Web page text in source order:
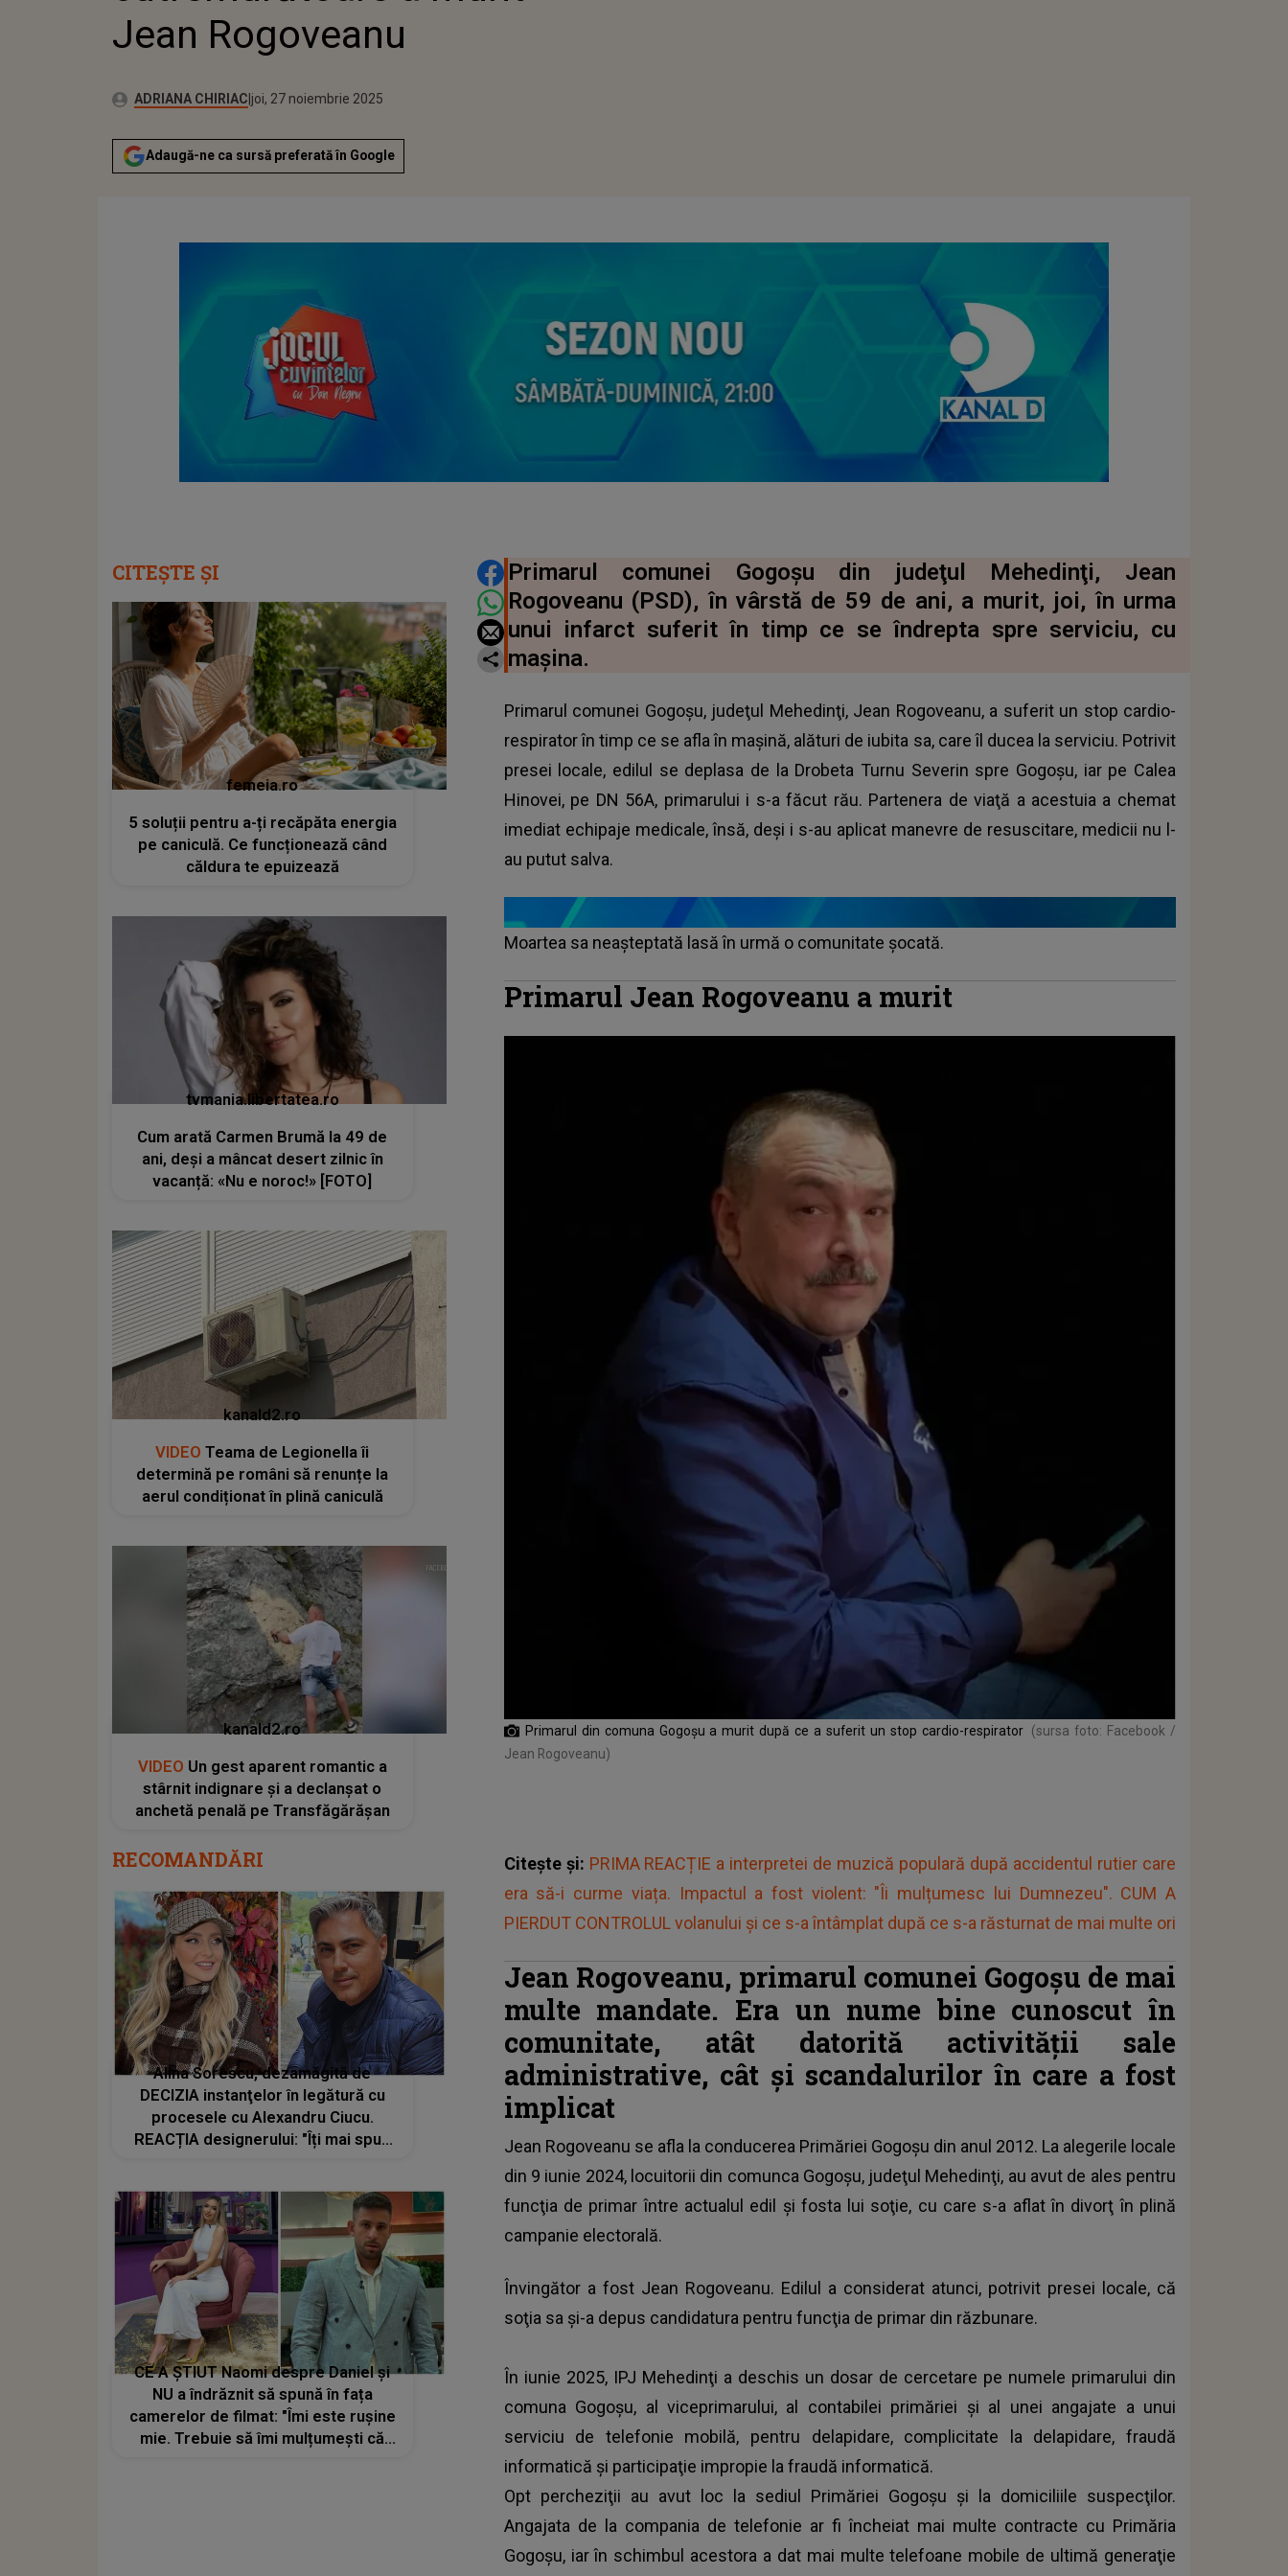
Jean Rogoveanu
Autor:ADRIANA CHIRIACPublicat:
joi, 27 noiembrie 2025
Actualizat:
joi, 27 noiembrie 2025
Adaugă-ne ca sursă preferată în Google
DISTRIBUIE ARTICOLUL
Primarul comunei Gogoşu din judeţul Mehedinţi, Jean
Rogoveanu (PSD), în vârstă de 59 de ani, a murit, joi, în urma
unui infarct suferit în timp ce se îndrepta spre serviciu, cu
maşina.
Primarul comunei Gogoșu, judeţul Mehedinţi, Jean Rogoveanu, a suferit un stop cardio-
respirator în timp ce se afla în mașină, alături de iubita sa, care îl ducea la serviciu. Potrivit
presei locale, edilul se deplasa de la Drobeta Turnu Severin spre Gogoşu, iar pe Calea
Hinovei, pe DN 56A, primarului i s-a făcut rău. Partenera de viaţă a acestuia a chemat
imediat echipaje medicale, însă, deşi i s-au aplicat manevre de resuscitare, medicii nu l-
au putut salva.
Moartea sa neașteptată lasă în urmă o comunitate șocată.
Primarul Jean Rogoveanu a murit
Primarul din comuna Gogoșu a murit după ce a suferit un stop cardio-respirator (sursa foto: Facebook /
Jean Rogoveanu)
Citește și: PRIMA REACȚIE a interpretei de muzică populară după accidentul rutier care
era să-i curme viața. Impactul a fost violent: "Îi mulțumesc lui Dumnezeu". CUM A
PIERDUT CONTROLUL volanului și ce s-a întâmplat după ce s-a răsturnat de mai multe ori
Jean Rogoveanu, primarul comunei Gogoșu de mai
multe mandate. Era un nume bine cunoscut în
comunitate, atât datorită activității sale
administrative, cât și scandalurilor în care a fost
implicat
Jean Rogoveanu se afla la conducerea Primăriei Gogoşu din anul 2012. La alegerile locale
din 9 iunie 2024, locuitorii din comunca Gogoşu, judeţul Mehedinţi, au avut de ales pentru
funcţia de primar între actualul edil şi fosta lui soţie, cu care s-a aflat în divorţ în plină
campanie electorală.
Învingător a fost Jean Rogoveanu. Edilul a considerat atunci, potrivit presei locale, că
soţia sa şi-a depus candidatura pentru funcţia de primar din răzbunare.
În iunie 2025, IPJ Mehedinţi a deschis un dosar de cercetare pe numele primarului din
comuna Gogoşu, al viceprimarului, al contabilei primăriei şi al unei angajate a unui
serviciu de telefonie mobilă, pentru delapidare, complicitate la delapidare, fraudă
informatică şi participaţie impropie la fraudă informatică.
Opt percheziţii au avut loc la sediul Primăriei Gogoşu şi la domiciliile suspecţilor.
Angajata de la compania de telefonie ar fi încheiat mai multe contracte cu Primăria
Gogoşu, iar în schimbul acestora a dat mai multe telefoane mobile de ultimă generaţie
CITEȘTE ȘI
femeia.ro
5 soluții pentru a-ți recăpăta energia
pe caniculă. Ce funcționează când
căldura te epuizează
tvmania.libertatea.ro
Cum arată Carmen Brumă la 49 de
ani, deși a mâncat desert zilnic în
vacanță: «Nu e noroc!» [FOTO]
kanald2.ro
VIDEO Teama de Legionella îi
determină pe români să renunțe la
aerul condiționat în plină caniculă
kanald2.ro
VIDEO Un gest aparent romantic a
stârnit indignare și a declanșat o
anchetă penală pe Transfăgărășan
RECOMANDĂRI
Alina Sorescu, dezamăgită de
DECIZIA instanţelor în legătură cu
procesele cu Alexandru Ciucu.
REACȚIA designerului: "Îți mai spun
care ea le-a..."
CE A ȘTIUT Naomi despre Daniel și
NU a îndrăznit să spună în fața
camerelor de filmat: "Îmi este rușine
mie. Trebuie să îmi mulțumești că